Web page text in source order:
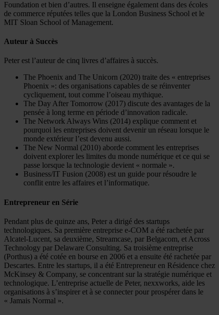
Foundation et bien d’autres. Il enseigne également dans des écoles
de commerce réputées telles que la London Business School et le
MIT Sloan School of Management.
Auteur à Succès
Peter est l’auteur de cinq livres d’affaires à succès.
The Phoenix and The Unicorn (2020) traite des « entreprises
Phoenix »: des organisations capables de se réinventer
cycliquement, tout comme l’oiseau mythique.
The Day After Tomorrow (2017) discute des avantages de la
pensée à long terme en période d’innovation radicale.
The Network Always Wins (2014) explique comment et
pourquoi les entreprises doivent devenir un réseau lorsque le
monde extérieur l’est devenu aussi.
The New Normal (2010) aborde comment les entreprises
doivent explorer les limites du monde numérique et ce qui se
passe lorsque la technologie devient « normale ».
Business/IT Fusion (2008) est un guide pour résoudre le
conflit entre les affaires et l’informatique.
Entrepreneur en Série
Pendant plus de quinze ans, Peter a dirigé des startups
technologiques. Sa première entreprise e-COM a été rachetée par
Alcatel-Lucent, sa deuxième, Streamcase, par Belgacom, et Across
Technology par Delaware Consulting. Sa troisième entreprise
(Porthus) a été cotée en bourse en 2006 et a ensuite été rachetée par
Descartes. Entre les startups, il a été Entrepreneur en Résidence chez
McKinsey & Company, se concentrant sur la stratégie numérique et
technologique. L’entreprise actuelle de Peter, nexxworks, aide les
organisations à s’inspirer et à se connecter pour prospérer dans le
« Jamais Normal ».